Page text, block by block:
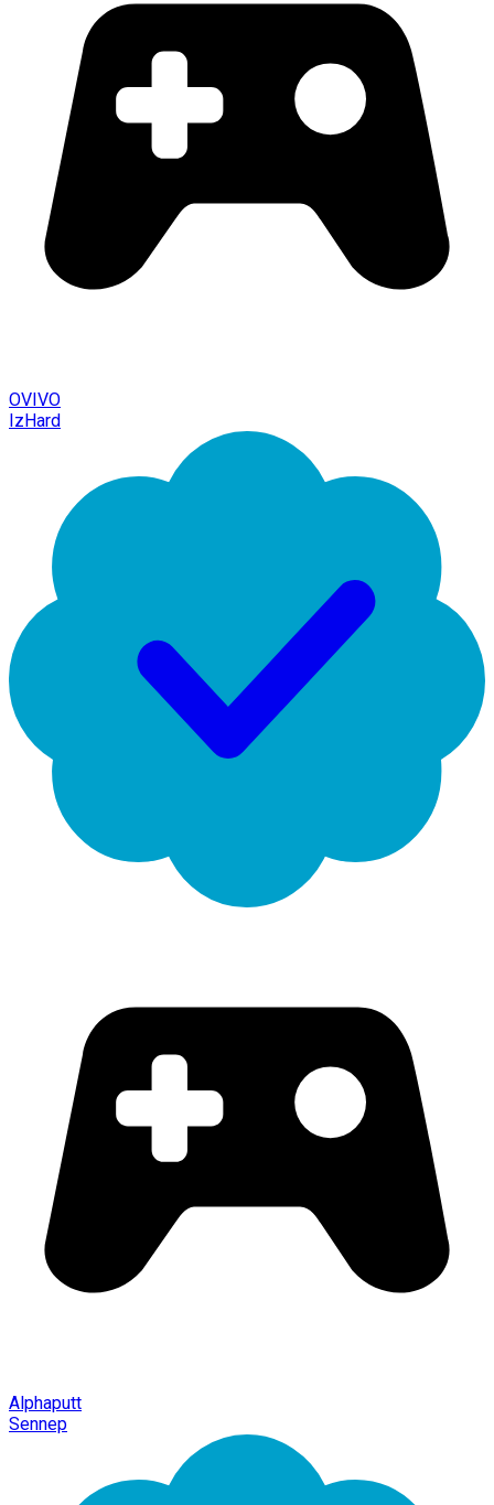
OVIVO
IzHard
Alphaputt
Sennep